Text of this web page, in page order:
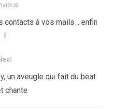
contacts à vos mails… enfin
!
un aveugle qui fait du beat
chante